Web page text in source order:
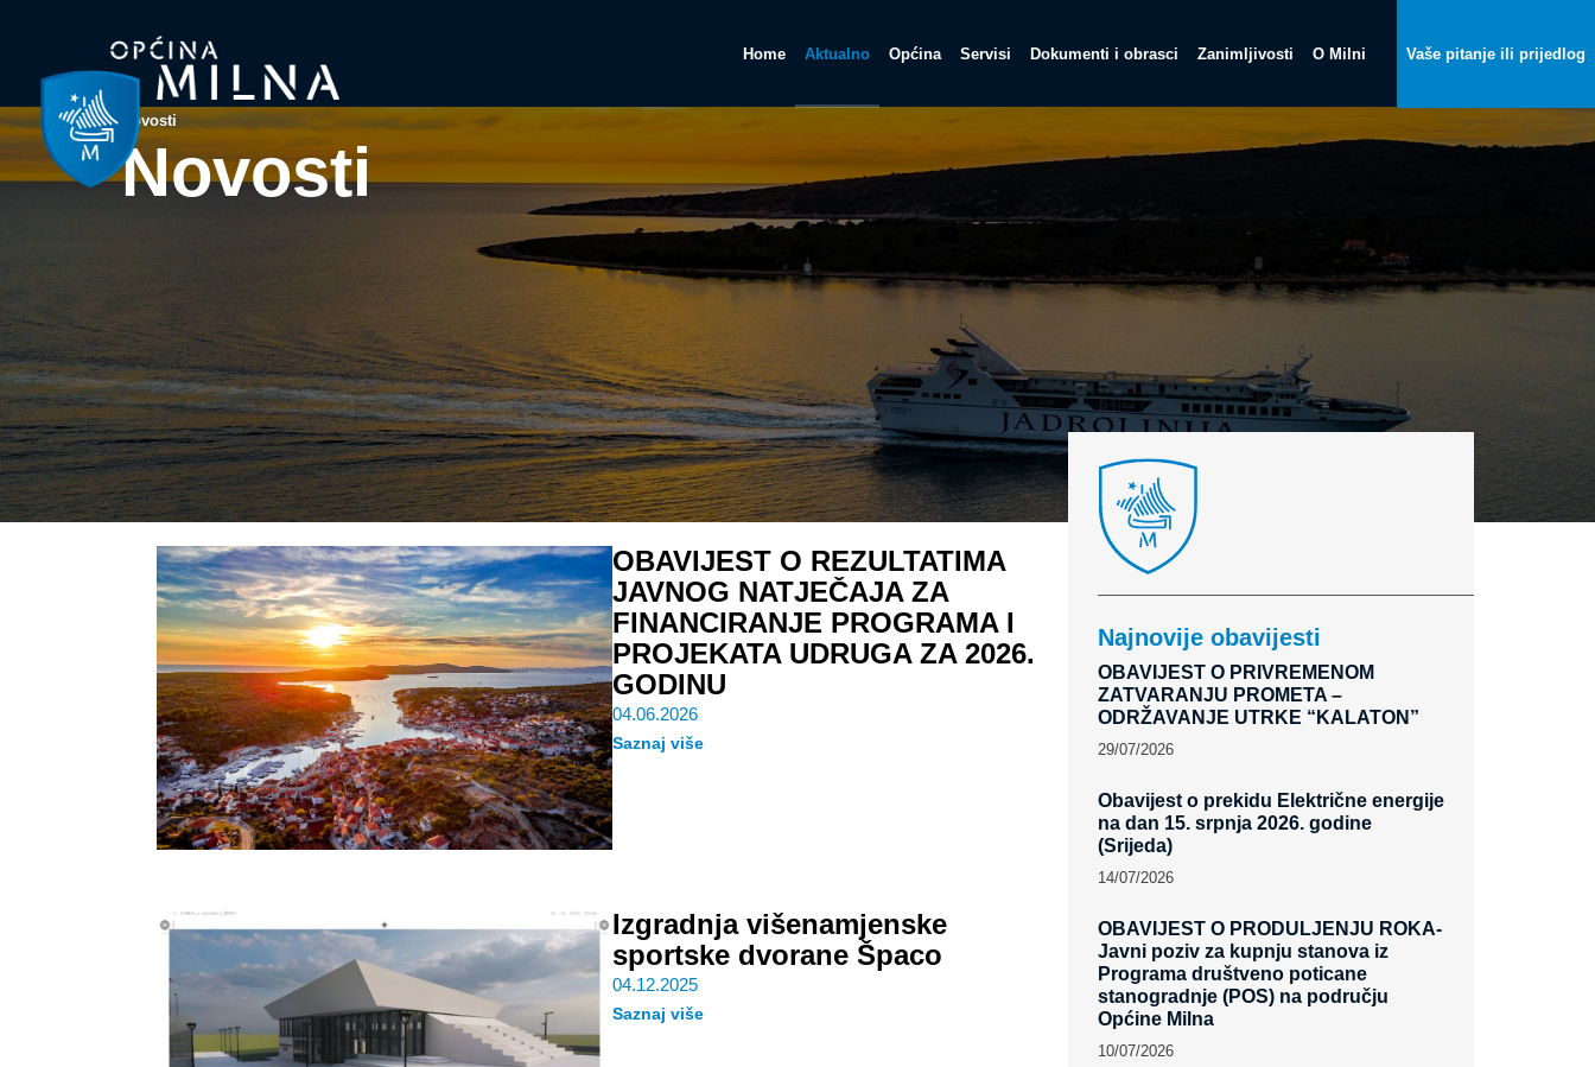
Home Aktualno Općina Servisi Dokumenti i obrasci Zanimljivosti O Milni Vaše pitanje ili prijedlog
Novosti
Novosti
OBAVIJEST O REZULTATIMA
JAVNOG NATJEČAJA ZA
FINANCIRANJE PROGRAMA I
PROJEKATA UDRUGA ZA 2026.
GODINU
04.06.2026
Saznaj više
Izgradnja višenamjenske
sportske dvorane Špaco
04.12.2025
Saznaj više
Najnovije obavijesti
OBAVIJEST O PRIVREMENOM
ZATVARANJU PROMETA –
ODRŽAVANJE UTRKE “KALATON”
29/07/2026
Obavijest o prekidu Električne energije
na dan 15. srpnja 2026. godine
(Srijeda)
14/07/2026
OBAVIJEST O PRODULJENJU ROKA-
Javni poziv za kupnju stanova iz
Programa društveno poticane
stanogradnje (POS) na području
Općine Milna
10/07/2026